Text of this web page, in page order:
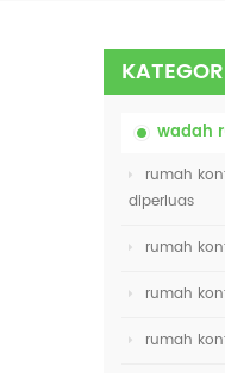
wadah
rumah
diperluas
rumah
rumah
rumah